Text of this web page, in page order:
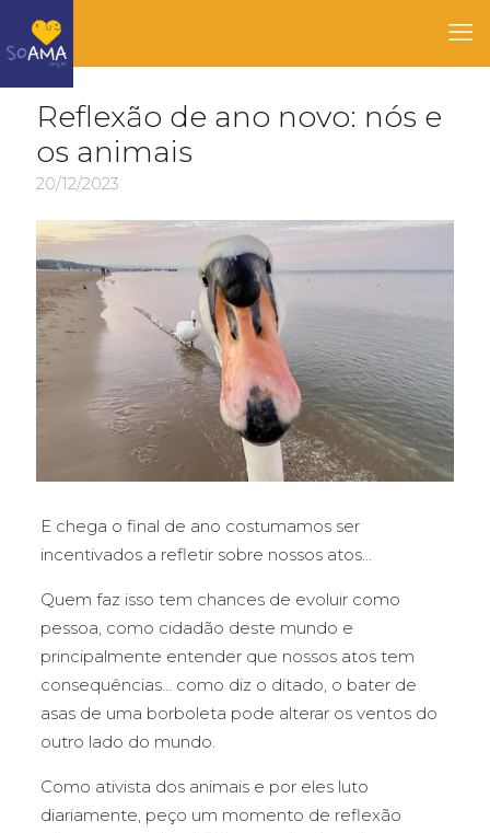
Reflexão de ano novo: nós e
os animais
20/12/2023
E chega o final de ano costumamos ser
incentivados a refletir sobre nossos atos…
Quem faz isso tem chances de evoluir como
pessoa, como cidadão deste mundo e
principalmente entender que nossos atos tem
consequências… como diz o ditado, o bater de
asas de uma borboleta pode alterar os ventos do
outro lado do mundo.
Como ativista dos animais e por eles luto
diariamente, peço um momento de reflexão